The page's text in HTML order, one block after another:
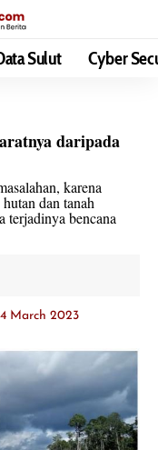
Sulut Cyber
daripada
karena
dan tanah
terjadinya bencana
March 2023